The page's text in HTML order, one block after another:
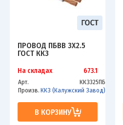
ПРОВОД ПБВВ 3Х2.5
ГОСТ ККЗ
На складах 673.1
Арт.
ККЗ325ПБ
Произв. ККЗ (Калужский Завод)
В КОРЗИНУ